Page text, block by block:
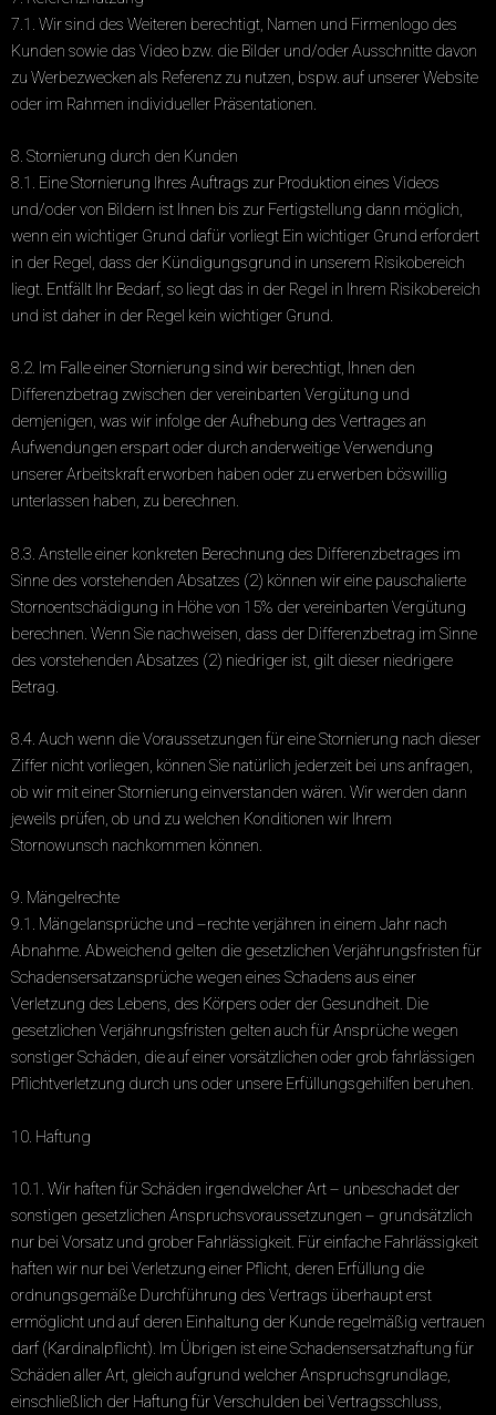
7.1. Wir sind des Weiteren berechtigt, Namen und Firmenlogo des
Kunden sowie das Video bzw. die Bilder und/oder Ausschnitte davon
zu Werbezwecken als Referenz zu nutzen, bspw. auf unserer Website
oder im Rahmen individueller Präsentationen.
8. Stornierung durch den Kunden
8.1. Eine Stornierung Ihres Auftrags zur Produktion eines Videos
und/oder von Bildern ist Ihnen bis zur Fertigstellung dann möglich,
wenn ein wichtiger Grund dafür vorliegt Ein wichtiger Grund erfordert
in der Regel, dass der Kündigungsgrund in unserem Risikobereich
liegt. Entfällt Ihr Bedarf, so liegt das in der Regel in Ihrem Risikobereich
und ist daher in der Regel kein wichtiger Grund.
8.2. Im Falle einer Stornierung sind wir berechtigt, Ihnen den
Differenzbetrag zwischen der vereinbarten Vergütung und
demjenigen, was wir infolge der Aufhebung des Vertrages an
Aufwendungen erspart oder durch anderweitige Verwendung
unserer Arbeitskraft erworben haben oder zu erwerben böswillig
unterlassen haben, zu berechnen.
8.3. Anstelle einer konkreten Berechnung des Differenzbetrages im
Sinne des vorstehenden Absatzes (2) können wir eine pauschalierte
Stornoentschädigung in Höhe von 15% der vereinbarten Vergütung
berechnen. Wenn Sie nachweisen, dass der Differenzbetrag im Sinne
des vorstehenden Absatzes (2) niedriger ist, gilt dieser niedrigere
Betrag.
8.4. Auch wenn die Voraussetzungen für eine Stornierung nach dieser
Ziffer nicht vorliegen, können Sie natürlich jederzeit bei uns anfragen,
ob wir mit einer Stornierung einverstanden wären. Wir werden dann
jeweils prüfen, ob und zu welchen Konditionen wir Ihrem
Stornowunsch nachkommen können.
9. Mängelrechte
9.1. Mängelansprüche und –rechte verjähren in einem Jahr nach
Abnahme. Abweichend gelten die gesetzlichen Verjährungsfristen für
Schadensersatzansprüche wegen eines Schadens aus einer
Verletzung des Lebens, des Körpers oder der Gesundheit. Die
gesetzlichen Verjährungsfristen gelten auch für Ansprüche wegen
sonstiger Schäden, die auf einer vorsätzlichen oder grob fahrlässigen
Pflichtverletzung durch uns oder unsere Erfüllungsgehilfen beruhen.
10. Haftung
10.1. Wir haften für Schäden irgendwelcher Art – unbeschadet der
sonstigen gesetzlichen Anspruchsvoraussetzungen – grundsätzlich
nur bei Vorsatz und grober Fahrlässigkeit. Für einfache Fahrlässigkeit
haften wir nur bei Verletzung einer Pflicht, deren Erfüllung die
ordnungsgemäße Durchführung des Vertrags überhaupt erst
ermöglicht und auf deren Einhaltung der Kunde regelmäßig vertrauen
darf (Kardinalpflicht). Im Übrigen ist eine Schadensersatzhaftung für
Schäden aller Art, gleich aufgrund welcher Anspruchsgrundlage,
einschließlich der Haftung für Verschulden bei Vertragsschluss,